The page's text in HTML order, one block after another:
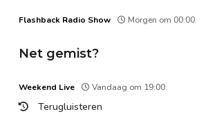
Flashback Radio Show Morgen om 00:00.
Net gemist?
Weekend Live Vandaag om 19:00.
Terugluisteren